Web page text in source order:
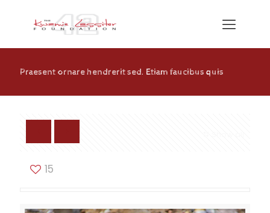
Praesent ornare hendrerit sed. Etiam faucibus quis
15